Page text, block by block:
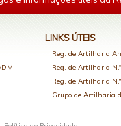
LINKS ÚTEIS
Reg. de Artilharia
Reg. de Artilharia
Reg. de Artilharia
Grupo de Artilharia